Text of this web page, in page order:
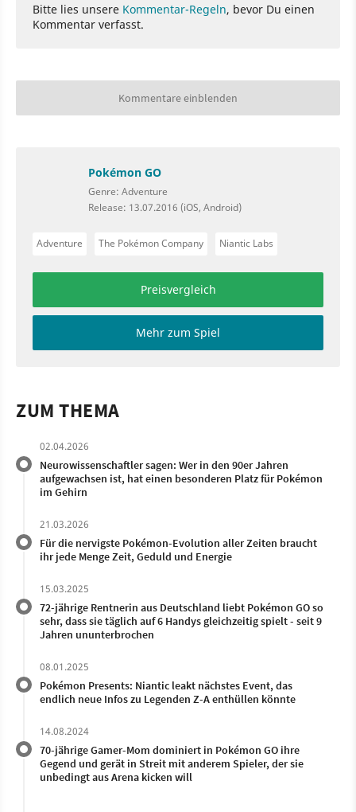
Bitte lies unsere Kommentar-Regeln, bevor Du einen
Kommentar verfasst.
Kommentare einblenden
Pokémon GO
Genre: Adventure
Release: 13.07.2016 (iOS, Android)
Adventure The Pokémon Company Niantic Labs
Preisvergleich
Mehr zum Spiel
ZUM THEMA
02.04.2026
Neurowissenschaftler sagen: Wer in den 90er Jahren
aufgewachsen ist, hat einen besonderen Platz für Pokémon
im Gehirn
21.03.2026
Für die nervigste Pokémon-Evolution aller Zeiten braucht
ihr jede Menge Zeit, Geduld und Energie
15.03.2025
72-jährige Rentnerin aus Deutschland liebt Pokémon GO so
sehr, dass sie täglich auf 6 Handys gleichzeitig spielt - seit 9
Jahren ununterbrochen
08.01.2025
Pokémon Presents: Niantic leakt nächstes Event, das
endlich neue Infos zu Legenden Z-A enthüllen könnte
14.08.2024
70-jährige Gamer-Mom dominiert in Pokémon GO ihre
Gegend und gerät in Streit mit anderem Spieler, der sie
unbedingt aus Arena kicken will